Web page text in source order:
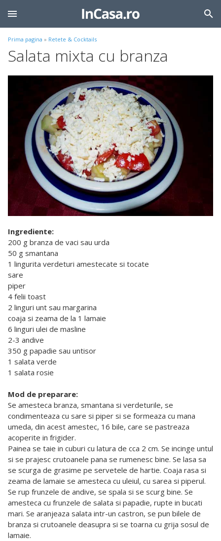
Prima pagina » Retete & Cocktails
Salata mixta cu branza
Ingrediente:
200 g branza de vaci sau urda
50 g smantana
1 lingurita verdeturi amestecate si tocate
sare
piper
4 felii toast
2 linguri unt sau margarina
coaja si zeama de la 1 lamaie
6 linguri ulei de masline
2-3 andive
350 g papadie sau untisor
1 salata verde
1 salata rosie
Mod de preparare:
Se amesteca branza, smantana si verdeturile, se
condimenteaza cu sare si piper si se formeaza cu mana
umeda, din acest amestec, 16 bile, care se pastreaza
acoperite in frigider.
Painea se taie in cuburi cu latura de cca 2 cm. Se incinge untul
si se prajesc crutoanele pana se rumenesc bine. Se lasa sa
se scurga de grasime pe servetele de hartie. Coaja rasa si
zeama de lamaie se amesteca cu uleiul, cu sarea si piperul.
Se rup frunzele de andive, se spala si se scurg bine. Se
amesteca cu frunzele de salata si papadie, rupte in bucati
mari. Se aranjeaza salata intr-un castron, se pun bilele de
branza si crutoanele deasupra si se toarna cu grija sosul de
lamaie.